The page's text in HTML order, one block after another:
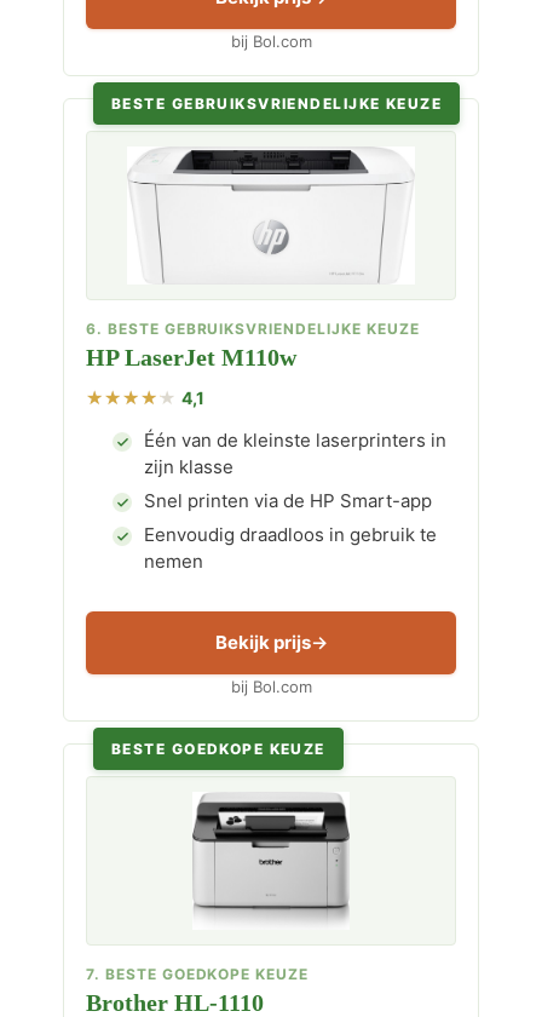
bij Bol.com
BESTE GEBRUIKSVRIENDELIJKE KEUZE
6. BESTE GEBRUIKSVRIENDELIJKE KEUZE
HP LaserJet M110w
4,1
Één van de kleinste laserprinters in
zijn klasse
Snel printen via de HP Smart-app
Eenvoudig draadloos in gebruik te
nemen
Bekijk prijs
bij Bol.com
BESTE GOEDKOPE KEUZE
7. BESTE GOEDKOPE KEUZE
Brother HL-1110